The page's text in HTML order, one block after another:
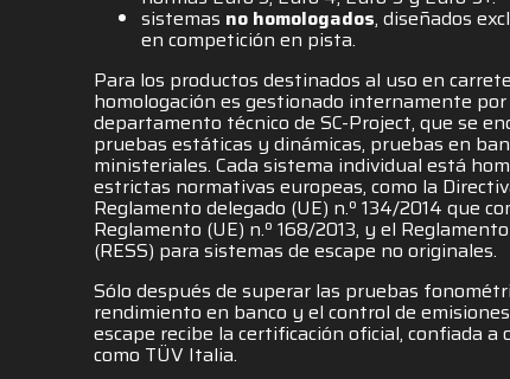
sistemas no homologados, diseñados
en competición en pista.
Para los productos destinados al uso en
homologación es gestionado internamente
departamento técnico de SC-Project, que se
pruebas estáticas y dinámicas, pruebas en
ministeriales. Cada sistema individual está
estrictas normativas europeas, como la
Reglamento delegado (UE) n.º 134/2014 que
Reglamento (UE) n.º 168/2013, y el
(RESS) para sistemas de escape no originales.
Sólo después de superar las pruebas
rendimiento en banco y el control de
escape recibe la certificación oficial, confiada a
como TÜV Italia.